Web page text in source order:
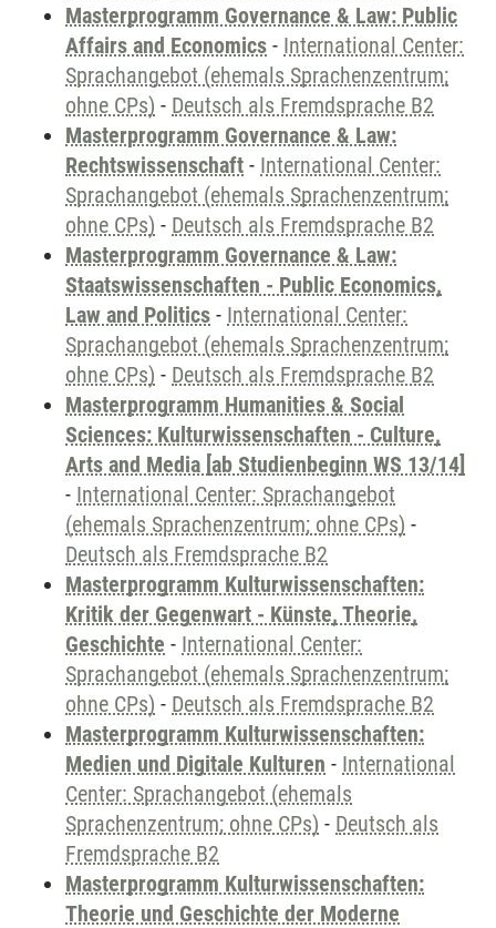
Masterprogramm Governance & Law: Public
Affairs and Economics - International Center:
Sprachangebot (ehemals Sprachenzentrum;
ohne CPs) - Deutsch als Fremdsprache B2
Masterprogramm Governance & Law:
Rechtswissenschaft - International Center:
Sprachangebot (ehemals Sprachenzentrum;
ohne CPs) - Deutsch als Fremdsprache B2
Masterprogramm Governance & Law:
Staatswissenschaften - Public Economics,
Law and Politics - International Center:
Sprachangebot (ehemals Sprachenzentrum;
ohne CPs) - Deutsch als Fremdsprache B2
Masterprogramm Humanities & Social
Sciences: Kulturwissenschaften - Culture,
Arts and Media [ab Studienbeginn WS 13/14]
- International Center: Sprachangebot
(ehemals Sprachenzentrum; ohne CPs) -
Deutsch als Fremdsprache B2
Masterprogramm Kulturwissenschaften:
Kritik der Gegenwart - Künste, Theorie,
Geschichte - International Center:
Sprachangebot (ehemals Sprachenzentrum;
ohne CPs) - Deutsch als Fremdsprache B2
Masterprogramm Kulturwissenschaften:
Medien und Digitale Kulturen - International
Center: Sprachangebot (ehemals
Sprachenzentrum; ohne CPs) - Deutsch als
Fremdsprache B2
Masterprogramm Kulturwissenschaften:
Theorie und Geschichte der Moderne